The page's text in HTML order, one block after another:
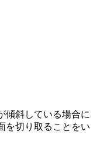
傾斜している場合に
を切り取ることをい